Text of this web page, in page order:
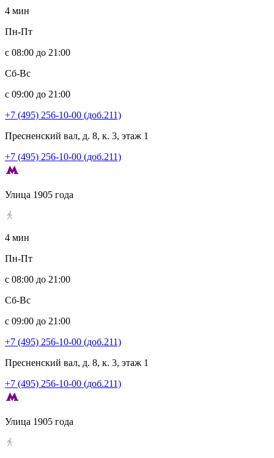
4 мин
Пн-Пт
с 08:00 до 21:00
Сб-Вс
с 09:00 до 21:00
+7 (495) 256-10-00 (доб.211)
Пресненский вал, д. 8, к. 3, этаж 1
+7 (495) 256-10-00 (доб.211)
Улица 1905 года
4 мин
Пн-Пт
с 08:00 до 21:00
Сб-Вс
с 09:00 до 21:00
+7 (495) 256-10-00 (доб.211)
Пресненский вал, д. 8, к. 3, этаж 1
+7 (495) 256-10-00 (доб.211)
Улица 1905 года